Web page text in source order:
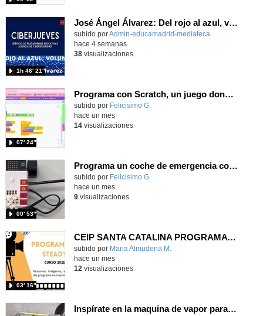
José Ángel Álvarez: Del rojo al azul, volumen III
subido porAdmin-educamadrid-mediateca
1h 46′ 21″
hace 4 semanas
38visualizaciones
Programa con Scratch, un juego donde tu personaje se mueva por un campo de minas usando el sonido para evitarlas
Contenido educativo.
subido por Felicisimo G.
07′ 24″
hace un mes
14visualizaciones
Programa un coche de emergencia con MakeCode y constrúyelo con Nezha
Contenido educativo.
subido por Felicisimo G.
00′ 53″
hace un mes
9visualizaciones
CEIP SANTA CATALINA PROGRAMA READY, STEADY, GO! 2025-26
Contenido educativo.
subido por Maria Almudena M.
03′ 16″
hace un mes
12 visualizaciones
Inspírate en la maquina de vapor para construir con Nezha una mecanismo que transforma movimiento circular en lineal